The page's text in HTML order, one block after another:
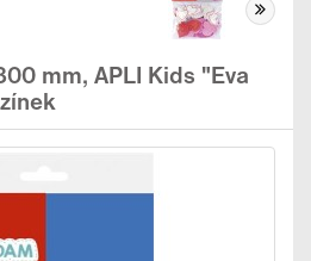
mm, APLI Kids "Eva